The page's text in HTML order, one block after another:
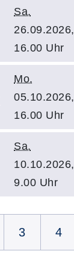
Sa.
26.09.2026,
16.00 Uhr
Mo.
05.10.2026,
16.00 Uhr
Sa.
10.10.2026,
9.00 Uhr
3 4